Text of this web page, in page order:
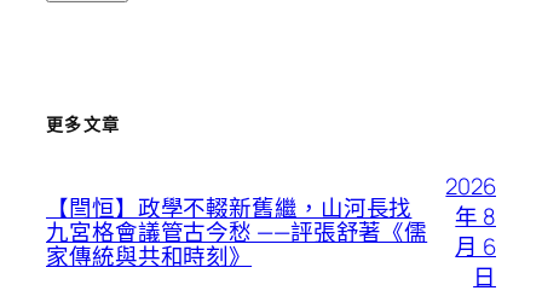
更多文章
【閆恒】政學不輟新舊繼，山河長找
九宮格會議管古今愁 ——評張舒著《儒
家傳統與共和時刻》
2026
年 8
月 6
日